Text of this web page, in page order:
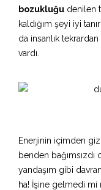
bozukluğu denilen
kaldığım şeyi iyi
da insanlık
vardı.
Enerjinin içimden
benden
yandaşım gibi
ha! İşine gelmedi